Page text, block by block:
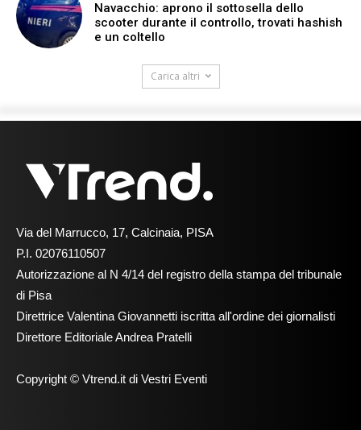
Navacchio: aprono il sottosella dello
scooter durante il controllo, trovati hashish
e un coltello
Carica altri
Via del Marrucco, 17, Calcinaia, PISA
P.I. 02076110507
Autorizzazione al N 4/14 del registro della stampa del tribunale
di Pisa
Direttrice Valentina Giovannetti iscritta all'ordine dei giornalisti
Direttore Editoriale Andrea Pratelli
Copyright © Vtrend.it di Vestri Eventi